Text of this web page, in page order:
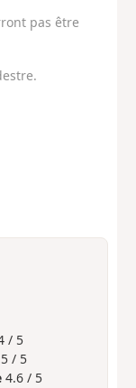
pas être
/ 5
/ 5
4.6 / 5